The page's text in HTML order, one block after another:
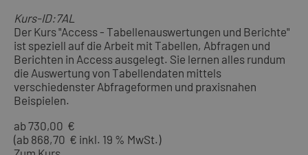
Kurs-ID:7AL
Der Kurs "Access - Tabellenauswertungen und Berichte"
ist speziell auf die Arbeit mit Tabellen, Abfragen und
Berichten in Access ausgelegt. Sie lernen alles rundum
die Auswertung von Tabellendaten mittels
verschiedenster Abfrageformen und praxisnahen
Beispielen.
ab 730,00 €
(ab 868,70 € inkl. 19 % MwSt.)